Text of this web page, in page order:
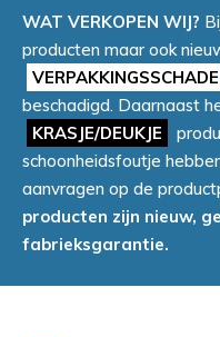
WAT VERKOPEN WIJ?
producten maar ook
VERPAKKINGSSCHADE
beschadigd. Daarnaast
KRASJE/DEUKJE
schoonheidsfoutje
aanvragen op de
producten zijn nieuw,
fabrieksgarantie.